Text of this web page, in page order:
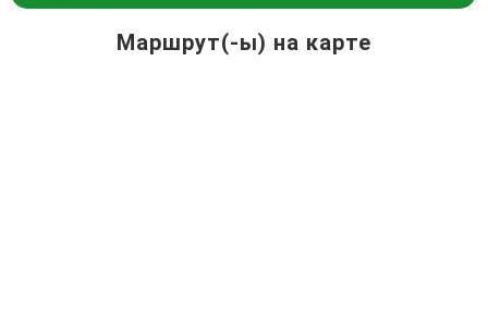
Маршрут(-ы) на карте